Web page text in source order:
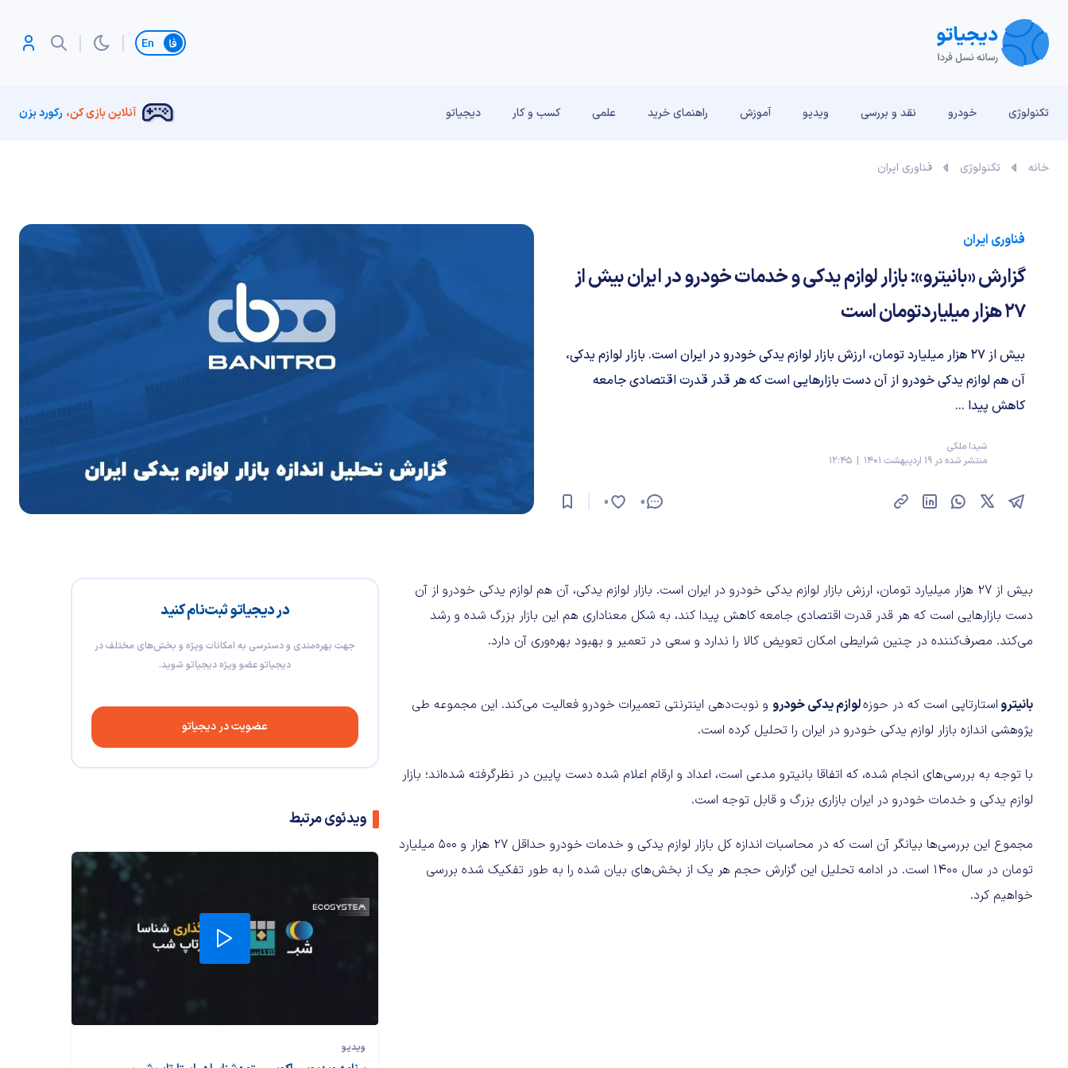
تغییر زبان
تکنولوژی خودرو نقد و بررسی‌ ویدیو آموزش راهنمای خرید علمی کسب و کار دیجیاتو آنلاین بازی کن، رکورد بزن
خانه تکنولوژی فناوری ایران
فناوری ایران
گزارش «بانیترو»: بازار لوازم یدکی و خدمات خودرو در ایران بیش از
27 هزار میلیاردتومان است
بیش از 27 هزار میلیارد تومان، ارزش بازار لوازم یدکی خودرو در ایران است. بازار لوازم یدکی،
آن هم لوازم یدکی خودرو از آن دست بازارهایی است که هر قدر قدرت اقتصادی جامعه
کاهش پیدا ...
شیدا ملکی
منتشر شده در 19 اردیبهشت 1401 | 12:45
0
0
در دیجیاتو ثبت‌نام کنید
جهت بهره‌مندی و دسترسی به امکانات ویژه و بخش‌های مختلف در
دیجیاتو عضو ویژه دیجیاتو شوید.
عضویت در دیجیاتو
ویدئوی مرتبط
ویدیو
بیش از 27 هزار میلیارد تومان، ارزش بازار لوازم یدکی خودرو در ایران است. بازار لوازم یدکی، آن هم لوازم یدکی خودرو از آن
دست بازارهایی است که هر قدر قدرت اقتصادی جامعه کاهش پیدا کند، به شکل معناداری هم این بازار بزرگ شده و رشد
می‌کند. مصرف‌کننده در چنین شرایطی امکان تعویض کالا را ندارد و سعی در تعمیر و بهبود بهره‌وری آن دارد.
بانیترو استارتاپی است که در حوزهلوازم یدکی خودرو و نوبت‌دهی اینترنتی تعمیرات خودرو فعالیت می‌کند. این مجموعه طی
پژوهشی اندازه بازار لوازم یدکی خودرو در ایران را تحلیل کرده است.
با توجه به بررسی‌های انجام شده، که اتفاقا بانیترو مدعی است، اعداد و ارقام اعلام شده دست پایین در نظرگرفته شده‌اند؛ بازار
لوازم یدکی و خدمات خودرو در ایران بازاری بزرگ و قابل توجه است.
مجموع این بررسی‌ها بیانگر آن است که در محاسبات اندازه کل بازار لوازم یدکی و خدمات خودرو حداقل 27 هزار و 500 میلیارد
تومان در سال ۱۴۰۰ است. در ادامه تحلیل این گزارش حجم هر یک از بخش‌های بیان شده را به طور تفکیک شده بررسی
خواهیم کرد.